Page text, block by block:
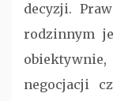
decyzji.
rodzinnym
negocjacji